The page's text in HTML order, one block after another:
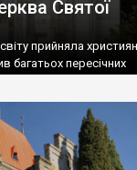
Святої
прийняла
багатьох пересічних